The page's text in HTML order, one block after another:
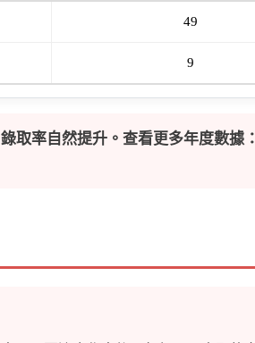
49
9
取率自然提升。查看更多年度數據：